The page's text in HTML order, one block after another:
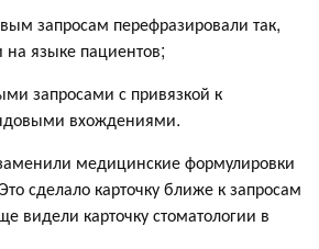
запросам перефразировали так,
языке пациентов;
запросами с привязкой к
вхождениями.
медицинские формулировки
сделало карточку ближе к запросам
видели карточку стоматологии в